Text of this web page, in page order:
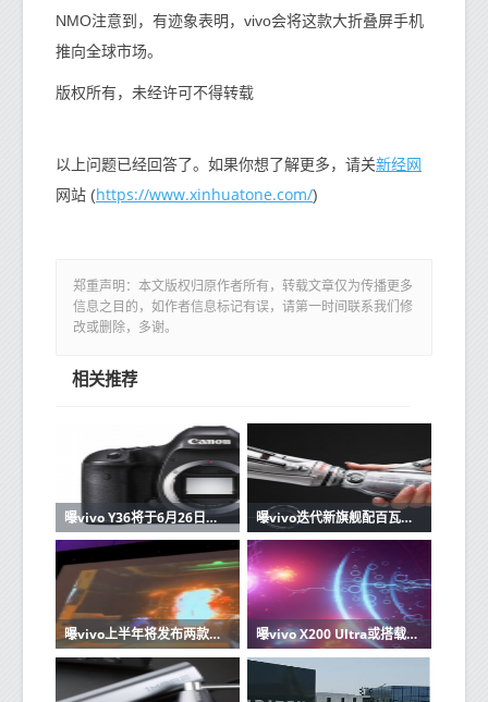
NMO注意到，有迹象表明，vivo会将这款大折叠屏手机
推向全球市场。
版权所有，未经许可不得转载
以上问题已经回答了。如果你想了解更多，请关新经网
网站 (https://www.xinhuatone.com/)
郑重声明：本文版权归原作者所有，转载文章仅为传播更多
信息之目的，如作者信息标记有误，请第一时间联系我们修
改或删除，多谢。
相关推荐
曝vivo Y36将于6月26日上市 售价约人民币1700元 曝vivo迭代新旗舰配百瓦闪充+超大电池 或为6000mAh
曝vivo上半年将发布两款重磅机型：新折叠和“灭霸” 曝vivo X200 Ultra或搭载独立自研芯片 依旧三摄配置